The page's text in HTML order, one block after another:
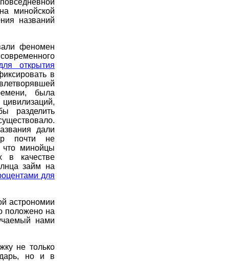
минойской
названий
феномен
открытия
в
была
разделить
дали
почти не
минойцы
в качестве
займ на
для
астрономии
положено на
нами
не только
но и в